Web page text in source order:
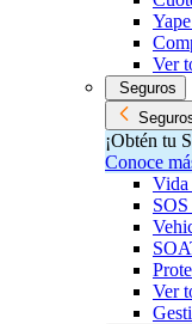
Ver
Seguros
¡Obtén tu
Conoce
Vida
Ver